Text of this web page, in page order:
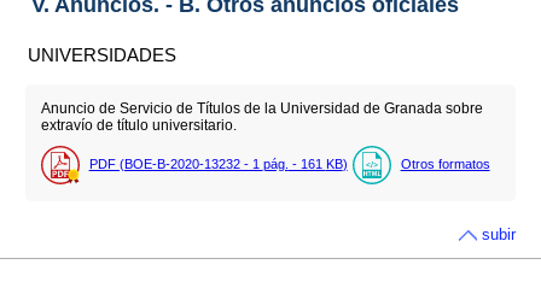
UNIVERSIDADES
Anuncio de Servicio de Títulos de la Universidad de Granada sobre
extravío de título universitario.
PDF (BOE-B-2020-13232 - 1 pág. - 161 KB) Otros formatos
subir